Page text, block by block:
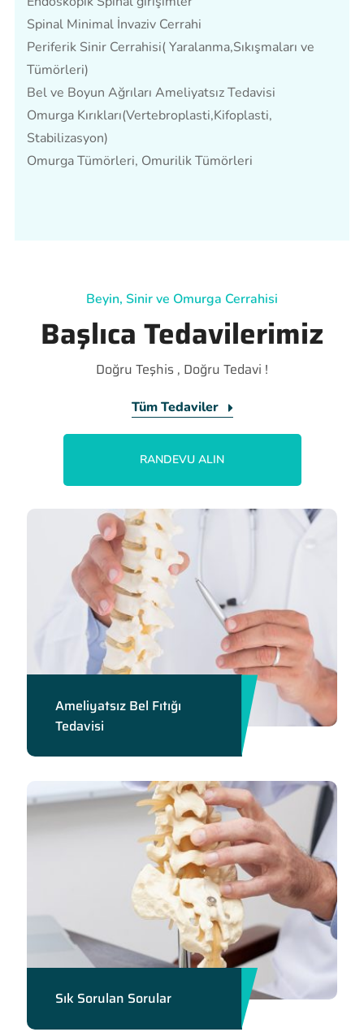
Spinal Minimal İnvaziv Cerrahi
Periferik Sinir Cerrahisi( Yaralanma,Sıkışmaları ve
Tümörleri)
Bel ve Boyun Ağrıları Ameliyatsız Tedavisi
Omurga Kırıkları(Vertebroplasti,Kifoplasti,
Stabilizasyon)
Omurga Tümörleri, Omurilik Tümörleri
Beyin, Sinir ve Omurga Cerrahisi
Başlıca Tedavilerimiz
Doğru Teşhis , Doğru Tedavi !
Tüm Tedaviler
RANDEVU ALIN
Ameliyatsız Bel Fıtığı
Tedavisi
Sık Sorulan Sorular